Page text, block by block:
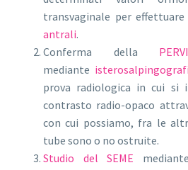
transvaginale per effettuare
antrali.
Conferma della
mediante
prova radiologica in cui si
contrasto radio-opaco
con cui possiamo, fra le
tube sono o no ostruite.
Studio del SEME